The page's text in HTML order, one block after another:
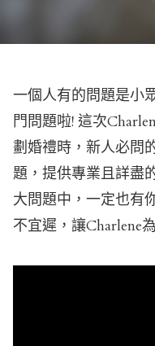
一個人有的問題是小
門問題啦! 這次
劃婚禮時，新人必問
題，提供專業且詳盡
大問題中，一定也有
不宜遲，讓Charlene